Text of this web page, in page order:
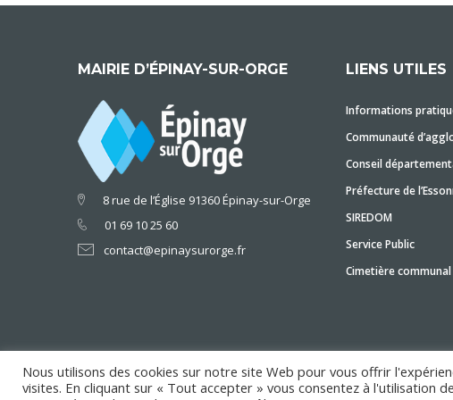
MAIRIE D’ÉPINAY-SUR-ORGE
8 rue de l’Église 91360 Épinay-sur-Orge
01 69 10 25 60
contact@epinaysurorge.fr
LIENS UTILES
Informations
Communauté
Conseil
Préfecture de
SIREDOM
Service Public
Cimetière communal
Copyright © 2018 Mairie d'Épinay-sur-Orge
Nous utilisons des cookies sur notre site Web pour vous offrir
visites. En cliquant sur « Tout accepter » vous consentez à l'utilisation